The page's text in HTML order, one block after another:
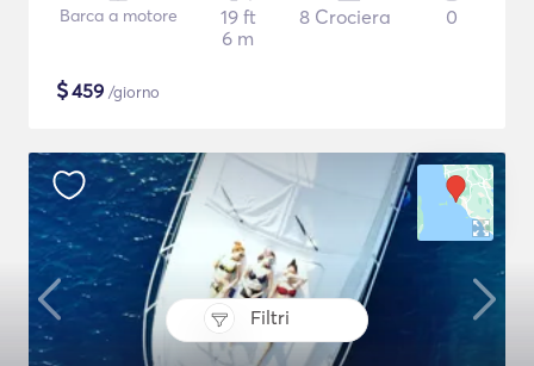
Filtri
Barca a motore
19 ft
6 m
8 Crociera 0
$459 /giorno